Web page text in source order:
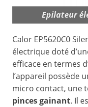
Epilateur
Calor EP5620C0
électrique doté
efficace en termes
l’appareil possède
micro contact, une
pinces gainant. Il